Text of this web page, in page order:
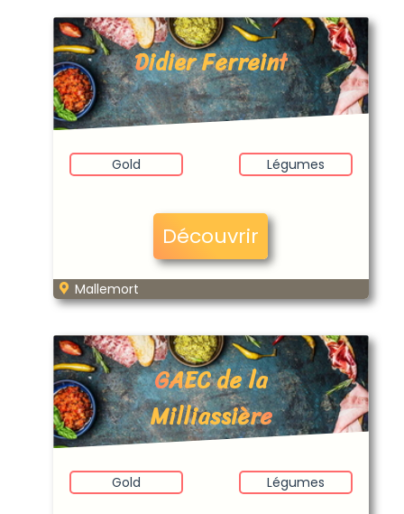
Didier Ferreint
Gold Légumes
Découvrir
Mallemort
GAEC de la
Milliassière
Gold Légumes